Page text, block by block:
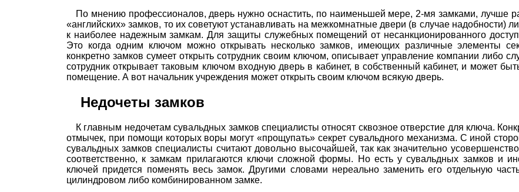
По мнению профессионалов, дверь нужно оснастить, по наименьшей мере, 2-мя замками, лучше
«английских» замков, то их советуют устанавливать на межкомнатные двери (в случае надобности)
к наиболее надежным замкам. Для защиты служебных помещений от несанкционированного
Это когда одним ключом можно открывать несколько замков, имеющих различные элементы
конкретно замков сумеет открыть сотрудник своим ключом, описывает управление компании либо
сотрудник открывает таковым ключом входную дверь в кабинет, в собственный кабинет, и может
помещение. А вот начальник учреждения может открыть своим ключом всякую дверь.
Недочеты замков
К главным недочетам сувальдных замков специалисты относят сквозное отверстие для ключа.
отмычек, при помощи которых воры могут «прощупать» секрет сувальдного механизма. С иной
сувальдных замков специалисты считают довольно высочайшей, так как значительно
соответственно, к замкам прилагаются ключи сложной формы. Но есть у сувальдных замков и
ключей придется поменять весь замок. Другими словами нереально заменить его отдельную
цилиндровом либо комбинированном замке.